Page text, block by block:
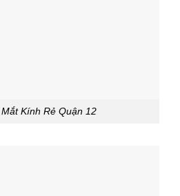
Kính Rẻ Quận 12